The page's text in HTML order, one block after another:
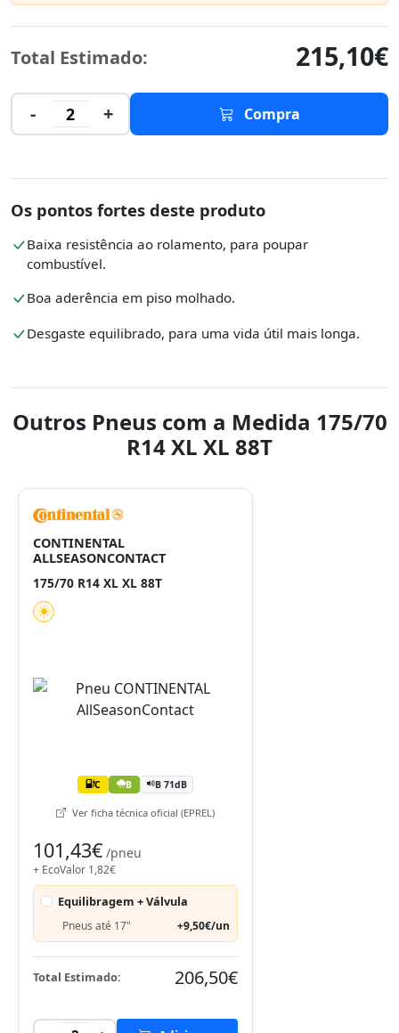
Total Estimado: 215,10€
- 2 + Compra
Os pontos fortes deste produto
Baixa resistência ao rolamento, para poupar
combustível.
Boa aderência em piso molhado.
Desgaste equilibrado, para uma vida útil mais longa.
Outros Pneus com a Medida 175/70
R14 XL XL 88T
CONTINENTAL
ALLSEASONCONTACT
175/70 R14 XL XL 88T
C B B 71dB
Ver ficha técnica oficial (EPREL)
101,43€ /pneu
+ EcoValor 1,82€
Equilibragem + Válvula
Pneus até 17" +9,50€/un
Total Estimado: 206,50€